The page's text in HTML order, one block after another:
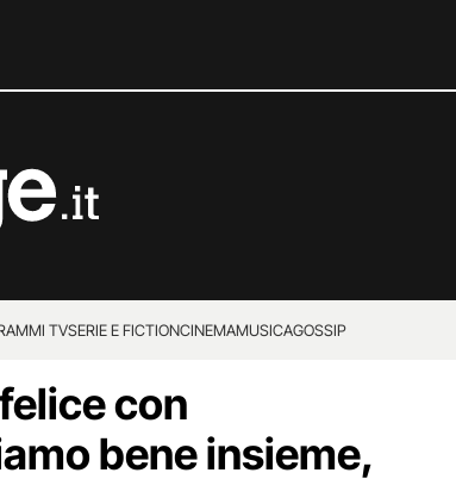
TVSERIE E FICTIONCINEMAMUSICAGOSSIP
con
bene insieme,